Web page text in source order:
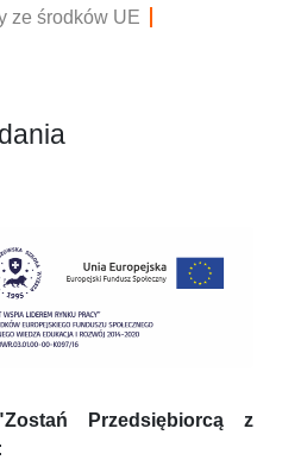
ze środków UE
Przedsiębiorcą z